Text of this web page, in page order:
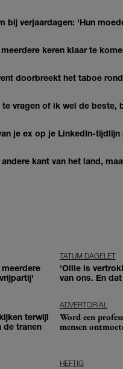
bij verjaardagen: 'Hun
keren klaar te
doorbreekt het taboe
vragen of ik wel de beste,
je ex op je LinkedIn-
kant van het land,
TATUM DAGELET
'Ollie is
van ons. En
terwijl
de tranen
ADVERTORIAL
Word een
mensen
HEFTIG